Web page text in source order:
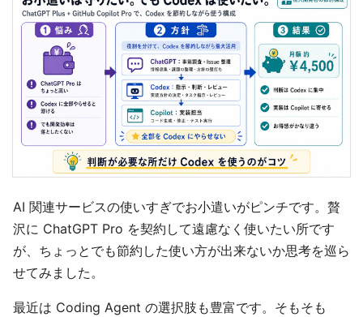
AI 関連サービスの使いすぎでお小遣いがピンチです。贅
沢に ChatGPT Pro を契約して遠慮なく使いたい所です
が、ちょっとでも節約した使い方が出来ないか思考を巡ら
せてみました。
最近は Coding Agent の選択肢も豊富です。そもそも